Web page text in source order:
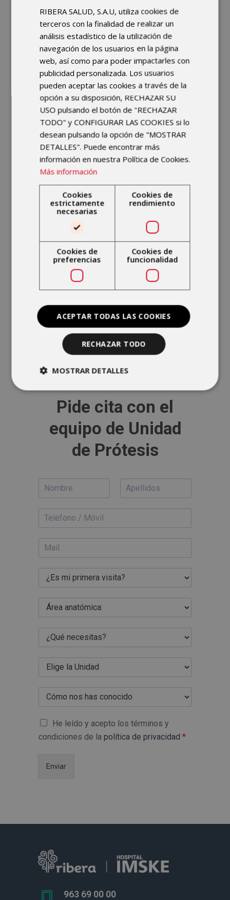
Dr. Ignacio Muñoz
TRAUMATÓLOGO
Pide cita con el
equipo de Unidad
de Prótesis
He leído y acepto los términos y
condiciones de la política de privacidad *
Enviar
963 69 00 00
RIBERA SALUD, S.A.U, utiliza cookies de
terceros con la finalidad de realizar un
análisis estadístico de la utilización de
navegación de los usuarios en la página
web, así como para poder impactarles con
publicidad personalizada. Los usuarios
pueden aceptar las cookies a través de la
opción a su disposición, RECHAZAR SU
USO pulsando el botón de "RECHAZAR
TODO" y CONFIGURAR LAS COOKIES si lo
desean pulsando la opción de "MOSTRAR
DETALLES". Puede encontrar más
información en nuestra Política de Cookies.
Más información
Cookies
estrictamente
necesarias
Cookies de
rendimiento
Cookies de
preferencias
Cookies de
funcionalidad
ACEPTAR TODAS LAS COOKIES
RECHAZAR TODO
MOSTRAR DETALLES